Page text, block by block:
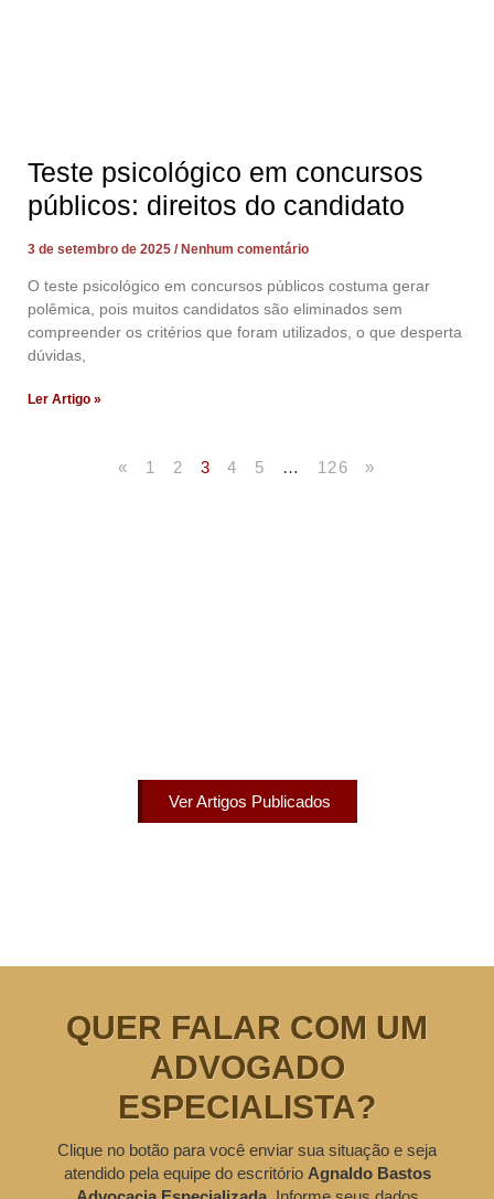
Teste psicológico em concursos
públicos: direitos do candidato
3 de setembro de 2025 Nenhum comentário
O teste psicológico em concursos públicos costuma gerar
polêmica, pois muitos candidatos são eliminados sem
compreender os critérios que foram utilizados, o que desperta
dúvidas,
Ler Artigo »
« 1 2 3 4 5 … 126 »
Ver Artigos Publicados
QUER FALAR COM UM
ADVOGADO
ESPECIALISTA?
Clique no botão para você enviar sua situação e seja
atendido pela equipe do escritório Agnaldo Bastos